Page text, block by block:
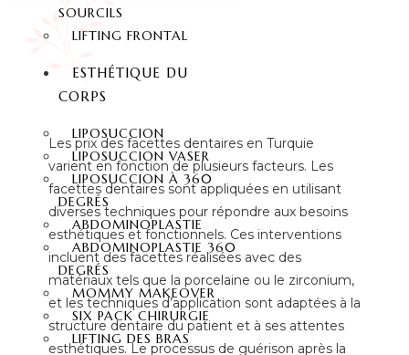
SOURCILS
LIFTING FRONTAL
ESTHÉTIQUE DU
CORPS
LIPOSUCCION
LIPOSUCCION VASER
LIPOSUCCION À 360
DEGRÉS
ABDOMINOPLASTIE
ABDOMINOPLASTIE 360
DEGRÉS
MOMMY MAKEOVER
SIX PACK CHIRURGIE
LIFTING DES BRAS
Les prix des facettes dentaires en Turquie
varient en fonction de plusieurs facteurs. Les
facettes dentaires sont appliquées en utilisant
diverses techniques pour répondre aux besoins
esthétiques et fonctionnels. Ces interventions
incluent des facettes réalisées avec des
matériaux tels que la porcelaine ou le zirconium,
et les techniques d’application sont adaptées à la
structure dentaire du patient et à ses attentes
esthétiques. Le processus de guérison après la